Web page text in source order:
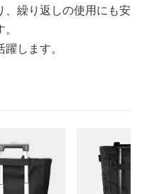
、繰り返しの使用にも安
します。